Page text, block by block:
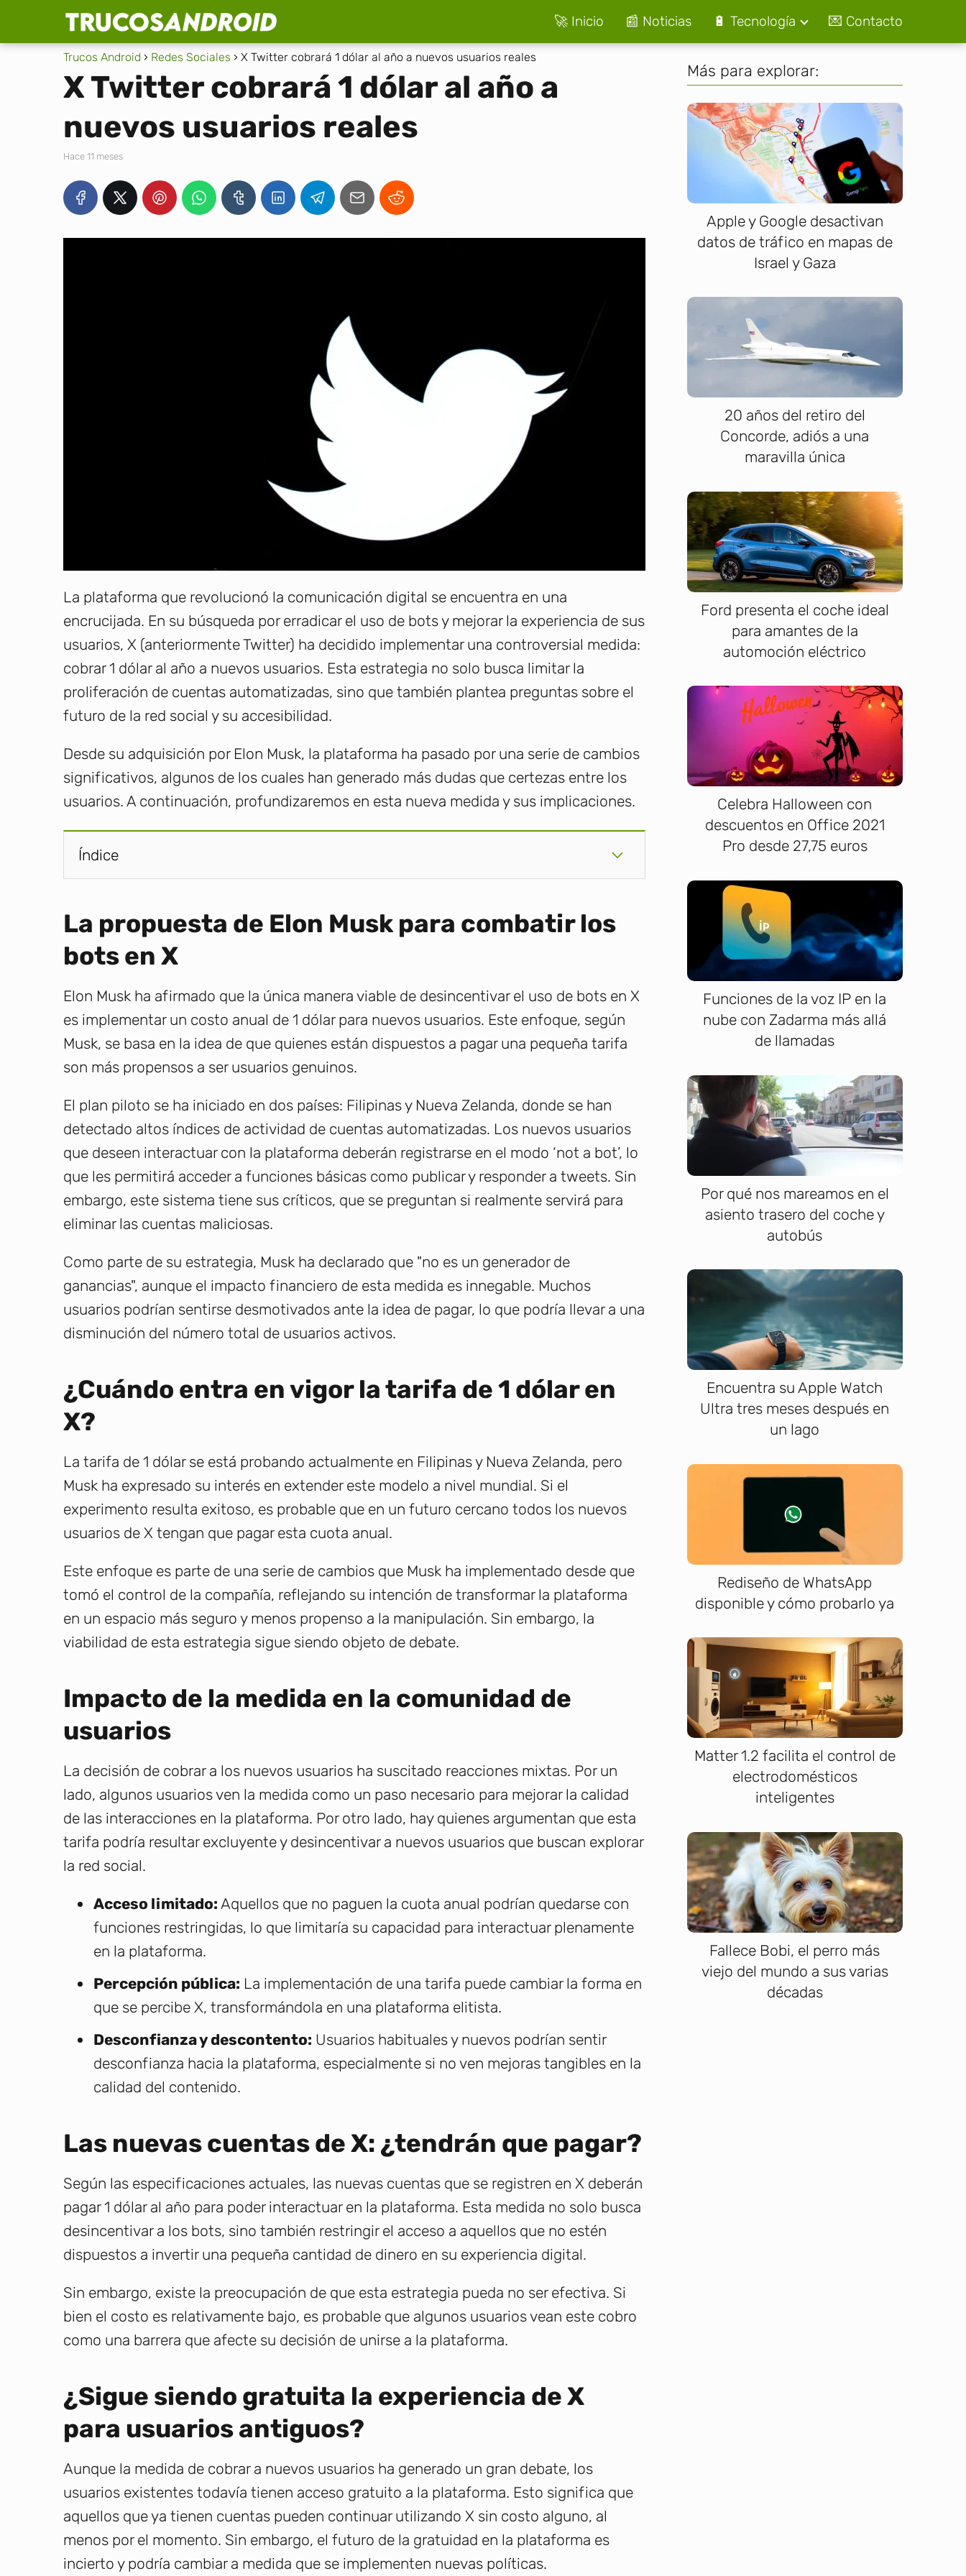
🚀 Inicio 📰 Noticias 🔋 Tecnología 💌 Contacto
Trucos Android Redes Sociales X Twitter cobrará 1 dólar al año a nuevos usuarios reales
X Twitter cobrará 1 dólar al año a
nuevos usuarios reales
hace 11 meses
La plataforma que revolucionó la comunicación digital se encuentra en una
encrucijada. En su búsqueda por erradicar el uso de bots y mejorar la experiencia de sus
usuarios, X (anteriormente Twitter) ha decidido implementar una controversial medida:
cobrar 1 dólar al año a nuevos usuarios. Esta estrategia no solo busca limitar la
proliferación de cuentas automatizadas, sino que también plantea preguntas sobre el
futuro de la red social y su accesibilidad.
Desde su adquisición por Elon Musk, la plataforma ha pasado por una serie de cambios
significativos, algunos de los cuales han generado más dudas que certezas entre los
usuarios. A continuación, profundizaremos en esta nueva medida y sus implicaciones.
Índice
La propuesta de Elon Musk para combatir los
bots en X
Elon Musk ha afirmado que la única manera viable de desincentivar el uso de bots en X
es implementar un costo anual de 1 dólar para nuevos usuarios. Este enfoque, según
Musk, se basa en la idea de que quienes están dispuestos a pagar una pequeña tarifa
son más propensos a ser usuarios genuinos.
El plan piloto se ha iniciado en dos países: Filipinas y Nueva Zelanda, donde se han
detectado altos índices de actividad de cuentas automatizadas. Los nuevos usuarios
que deseen interactuar con la plataforma deberán registrarse en el modo ‘not a bot’, lo
que les permitirá acceder a funciones básicas como publicar y responder a tweets. Sin
embargo, este sistema tiene sus críticos, que se preguntan si realmente servirá para
eliminar las cuentas maliciosas.
Como parte de su estrategia, Musk ha declarado que "no es un generador de
ganancias", aunque el impacto financiero de esta medida es innegable. Muchos
usuarios podrían sentirse desmotivados ante la idea de pagar, lo que podría llevar a una
disminución del número total de usuarios activos.
¿Cuándo entra en vigor la tarifa de 1 dólar en
X?
La tarifa de 1 dólar se está probando actualmente en Filipinas y Nueva Zelanda, pero
Musk ha expresado su interés en extender este modelo a nivel mundial. Si el
experimento resulta exitoso, es probable que en un futuro cercano todos los nuevos
usuarios de X tengan que pagar esta cuota anual.
Este enfoque es parte de una serie de cambios que Musk ha implementado desde que
tomó el control de la compañía, reflejando su intención de transformar la plataforma
en un espacio más seguro y menos propenso a la manipulación. Sin embargo, la
viabilidad de esta estrategia sigue siendo objeto de debate.
Impacto de la medida en la comunidad de
usuarios
La decisión de cobrar a los nuevos usuarios ha suscitado reacciones mixtas. Por un
lado, algunos usuarios ven la medida como un paso necesario para mejorar la calidad
de las interacciones en la plataforma. Por otro lado, hay quienes argumentan que esta
tarifa podría resultar excluyente y desincentivar a nuevos usuarios que buscan explorar
la red social.
Acceso limitado: Aquellos que no paguen la cuota anual podrían quedarse con
funciones restringidas, lo que limitaría su capacidad para interactuar plenamente
en la plataforma.
Percepción pública: La implementación de una tarifa puede cambiar la forma en
que se percibe X, transformándola en una plataforma elitista.
Desconfianza y descontento: Usuarios habituales y nuevos podrían sentir
desconfianza hacia la plataforma, especialmente si no ven mejoras tangibles en la
calidad del contenido.
Las nuevas cuentas de X: ¿tendrán que pagar?
Según las especificaciones actuales, las nuevas cuentas que se registren en X deberán
pagar 1 dólar al año para poder interactuar en la plataforma. Esta medida no solo busca
desincentivar a los bots, sino también restringir el acceso a aquellos que no estén
dispuestos a invertir una pequeña cantidad de dinero en su experiencia digital.
Sin embargo, existe la preocupación de que esta estrategia pueda no ser efectiva. Si
bien el costo es relativamente bajo, es probable que algunos usuarios vean este cobro
como una barrera que afecte su decisión de unirse a la plataforma.
¿Sigue siendo gratuita la experiencia de X
para usuarios antiguos?
Aunque la medida de cobrar a nuevos usuarios ha generado un gran debate, los
usuarios existentes todavía tienen acceso gratuito a la plataforma. Esto significa que
aquellos que ya tienen cuentas pueden continuar utilizando X sin costo alguno, al
menos por el momento. Sin embargo, el futuro de la gratuidad en la plataforma es
incierto y podría cambiar a medida que se implementen nuevas políticas.
Más para explorar:
Apple y Google desactivan
datos de tráfico en mapas de
Israel y Gaza
20 años del retiro del
Concorde, adiós a una
maravilla única
Ford presenta el coche ideal
para amantes de la
automoción eléctrico
Celebra Halloween con
descuentos en Office 2021
Pro desde 27,75 euros
Funciones de la voz IP en la
nube con Zadarma más allá
de llamadas
Por qué nos mareamos en el
asiento trasero del coche y
autobús
Encuentra su Apple Watch
Ultra tres meses después en
un lago
Rediseño de WhatsApp
disponible y cómo probarlo ya
Matter 1.2 facilita el control de
electrodomésticos
inteligentes
Fallece Bobi, el perro más
viejo del mundo a sus varias
décadas